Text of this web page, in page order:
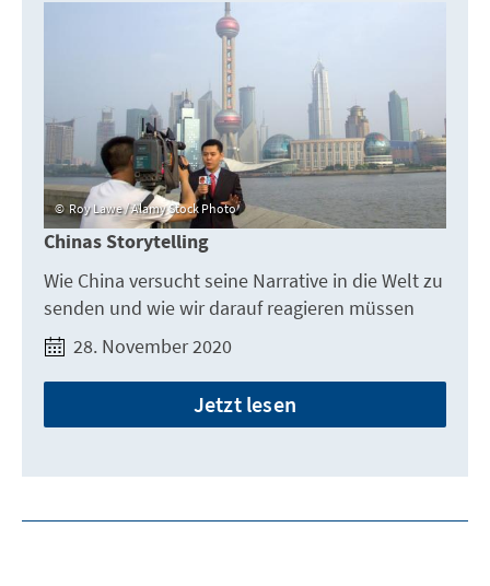
Roy Lawe / Alamy Stock Photo
Chinas Storytelling
Wie China versucht seine Narrative in die Welt zu
senden und wie wir darauf reagieren müssen
28. November 2020
Jetzt lesen